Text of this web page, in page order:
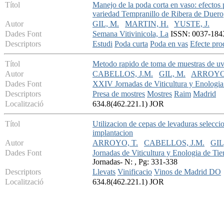
Títol
Manejo de la poda corta en vaso:
variedad Tempranillo de Ribera de Duero
Autor
GIL, M. MARTIN, H.
YUSTE, J.
Dades Font
Semana Vitivinicola, La ISSN: 0037-
Descriptors
Estudi Poda curta Poda en vas Efecte
Títol
Metodo rapido de toma de muestras de
Autor
CABELLOS, J.M. GIL, M.
Dades Font
XXIV Jornadas de Viticultura y
Descriptors
Presa de mostres Mostres Raim Madrid
Localització
634.8(462.221.1) JOR
Títol
Utilizacion de cepas de levaduras
implantacion
Autor
ARROYO, T. CABELLOS, J.M.
Dades Font
Jornadas de Viticultura y Enologia de
Jornadas- N: , Pg: 331-338
Descriptors
Llevats Vinificacio Vinos de Madrid DO
Localització
634.8(462.221.1) JOR